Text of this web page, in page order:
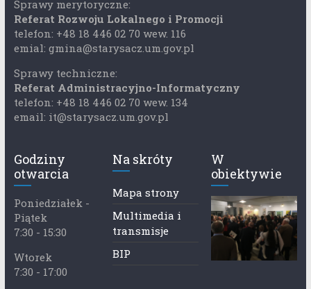
Sprawy merytoryczne:
Referat Rozwoju Lokalnego i Promocji
telefon: +48 18 446 02 70 wew. 116
emial: gmina@starysacz.um.gov.pl
Sprawy techniczne:
Referat Administracyjno-Informatyczny
telefon: +48 18 446 02 70 wew. 134
email: it@starysacz.um.gov.pl
Godziny
otwarcia
Poniedziałek -
Piątek
7:30 - 15:30
Wtorek
7:30 - 17:00
Na skróty
Mapa strony
Multimedia i
transmisje
BIP
W
obiektywie